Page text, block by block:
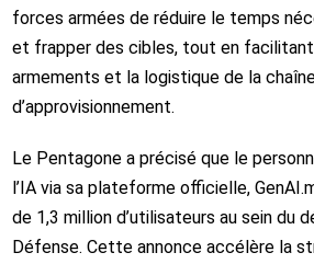
forces armées de réduire le temps
et frapper des cibles, tout en
armements et la logistique de la
d’approvisionnement.
Le Pentagone a précisé que le
l’IA via sa plateforme officielle,
de 1,3 million d’utilisateurs au sein du
Défense. Cette annonce accélère la